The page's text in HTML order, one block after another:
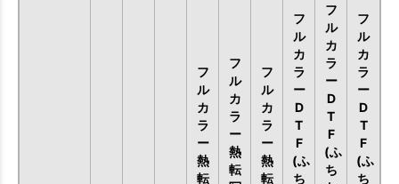
フ
ル
カ
ラ
ー
熱
転
フ
ル
カ
ラ
ー
熱
転
フ
ル
カ
ラ
ー
熱
転
フ
ル
カ
ラ
ー
D
T
F
(ふ
ち
フ
ル
カ
ラ
ー
D
T
F
(ふ
ち
フ
ル
カ
ラ
ー
D
T
F
(ふ
ち